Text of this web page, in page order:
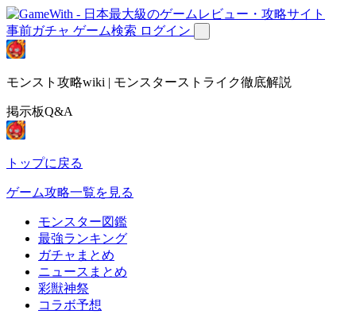
事前ガチャ ゲーム検索 ログイン
モンスト攻略wiki | モンスターストライク徹底解説
掲示板Q&A
トップに戻る
ゲーム攻略一覧を見る
モンスター図鑑
最強ランキング
ガチャまとめ
ニュースまとめ
彩獣神祭
コラボ予想